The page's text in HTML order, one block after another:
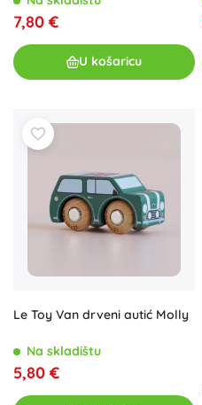
7,80 €
U košaricu
Le Toy Van drveni autić Molly
Na skladištu
5,80 €